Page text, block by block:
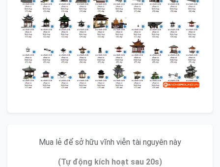
Mua lẻ để sở hữu vĩnh viễn tài nguyên này
(Tự động kích hoạt sau 20s)